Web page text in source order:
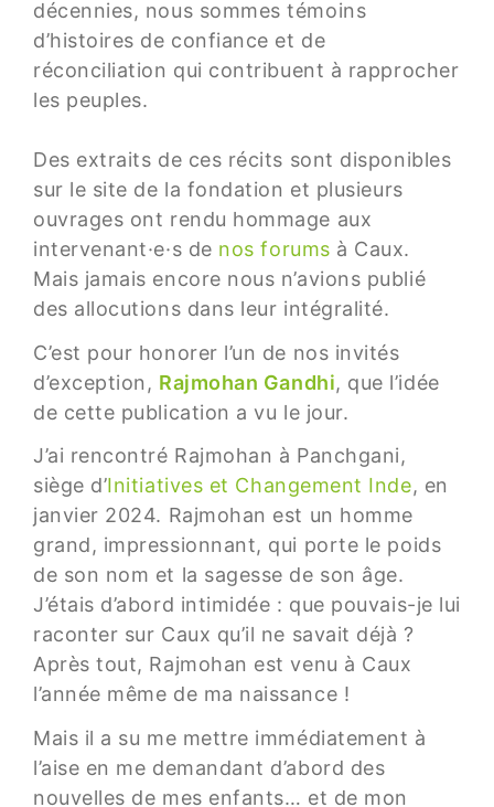
décennies, nous sommes témoins
d’histoires de confiance et de
réconciliation qui contribuent à rapprocher
les peuples.
Des extraits de ces récits sont disponibles
sur le site de la fondation et plusieurs
ouvrages ont rendu hommage aux
intervenant·e·s de nos forums à Caux.
Mais jamais encore nous n’avions publié
des allocutions dans leur intégralité.
C’est pour honorer l’un de nos invités
d’exception, Rajmohan Gandhi, que l’idée
de cette publication a vu le jour.
J’ai rencontré Rajmohan à Panchgani,
siège d’Initiatives et Changement Inde, en
janvier 2024. Rajmohan est un homme
grand, impressionnant, qui porte le poids
de son nom et la sagesse de son âge.
J’étais d’abord intimidée : que pouvais-je lui
raconter sur Caux qu’il ne savait déjà ?
Après tout, Rajmohan est venu à Caux
l’année même de ma naissance !
Mais il a su me mettre immédiatement à
l’aise en me demandant d’abord des
nouvelles de mes enfants… et de mon